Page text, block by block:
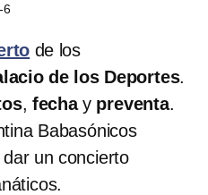
6
de los
de los Deportes.
, fechay preventa.
Babasónicos
un concierto